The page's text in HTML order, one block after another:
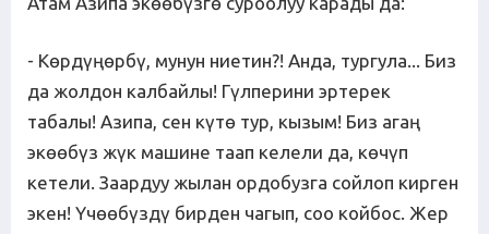
- Көрдүңөрбү, мунун ниетин?! Анда, тургула... Биз
да жолдон калбайлы! Гүлперини эртерек
табалы! Азипа, сен күтө тур, кызым! Биз агаң
экөөбүз жүк машине таап келели да, көчүп
кетели. Заардуу жылан ордобузга сойлоп кирген
экен! Үчөөбүздү бирден чагып, соо койбос. Жер